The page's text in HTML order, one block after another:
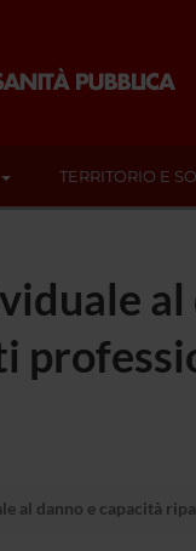
TERRITORIO E
al danno e capacità